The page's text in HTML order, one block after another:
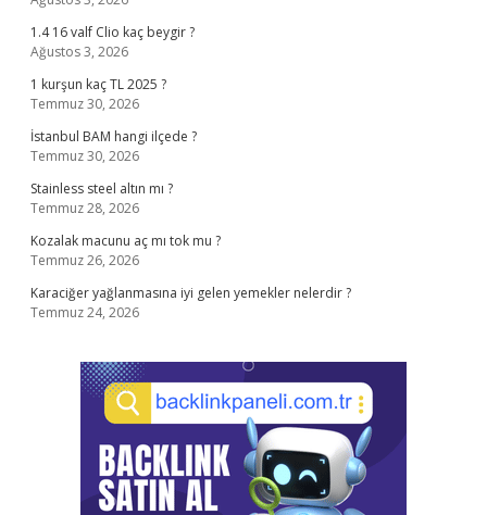
1.4 16 valf Clio kaç beygir ?
Ağustos 3, 2026
1 kurşun kaç TL 2025 ?
Temmuz 30, 2026
İstanbul BAM hangi ilçede ?
Temmuz 30, 2026
Stainless steel altın mı ?
Temmuz 28, 2026
Kozalak macunu aç mı tok mu ?
Temmuz 26, 2026
Karaciğer yağlanmasına iyi gelen yemekler nelerdir ?
Temmuz 24, 2026